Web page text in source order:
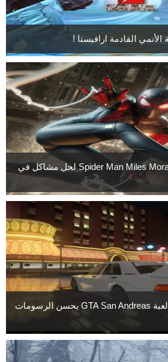
القادمة ارافيستا !
تحديث جديد للعبة Spider Man Miles Morales لحل مشاكل في
مود جديد تحصل عليه لعبة GTA San Andreas يحسن الرسومات